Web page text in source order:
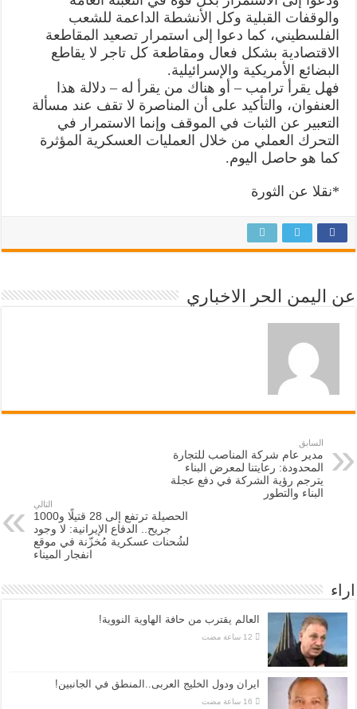
والوقفات القبلية وكل الأنشطة الداعمة للشعب
الفلسطيني، كما دعوا إلى استمرار تصعيد المقاطعة
الاقتصادية بشكل فعال ومقاطعة كل تاجر لا يقاطع
البضائع الأمريكية والإسرائيلية.
فهل يقرأ ترامب – أو هناك من يقرأ له – دلالة هذا
العنفوان، والتأكيد على أن المناصرة لا تقف عند مسألة
التعبير عن الثبات في الموقف وإنما الاستمرار في
التحرك العملي من خلال العمليات العسكرية المؤثرة
كما هو حاصل اليوم.
*نقلا عن الثورة
عن اليمن الحر الاخباري
السابق
مدير عام شركة المناصب للتجارة
المحدودة: رعايتنا لمعرض البناء
يترجم رؤية الشركة في دفع عجلة
البناء والتطور
التالي
الحصيلة ترتفع إلى 28 قتيلًا و1000
جريح.. الدفاع الإيرانية: لا وجود
لشُحنات عسكرية مُخزّنة في موقع
انفجار الميناء
اراء
العالم يقترب من حافة الهاوية النووية!
ايران ودول الخليج العربى..المنطق في الجانبين!